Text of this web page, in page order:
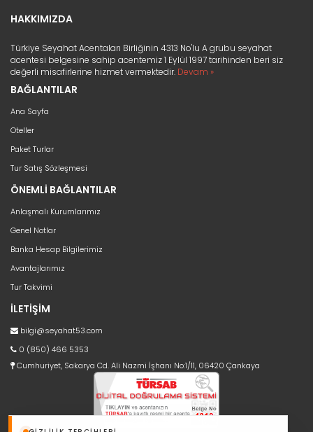
HAKKIMIZDA
Türkiye Seyahat Acentaları Birliğinin 4313 No'lu A grubu seyahat
acentesi belgesine sahip acentemiz 1 Eylül 1997 tarihinden beri siz
değerli misafirlerine hizmet vermektedir. Devam »
BAĞLANTILAR
Ana Sayfa
Oteller
Paket Turlar
Tur Satış Sözleşmesi
ÖNEMLİ BAĞLANTILAR
Anlaşmalı Kurumlarımız
Genel Notlar
Banka Hesap Bilgilerimiz
Avantajlarımız
Tur Takvimi
İLETİŞİM
bilgi@seyahat53.com
0 (850) 466 5353
Cumhuriyet, Sakarya Cd. Ali Nazmi İşhanı No:1/11, 06420 Çankaya